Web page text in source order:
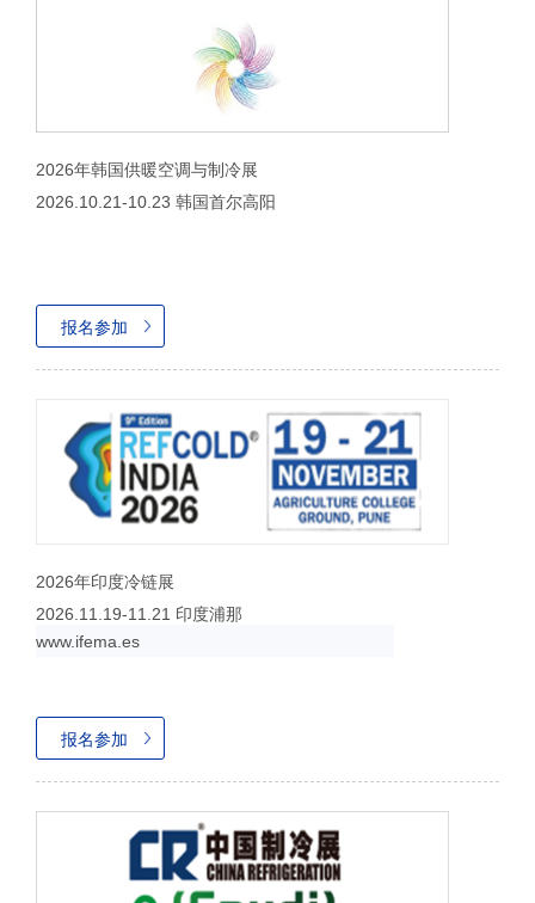
2026年韩国供暖空调与制冷展
2026.10.21-10.23 韩国首尔高阳
报名参加
2026年印度冷链展
2026.11.19-11.21 印度浦那
报名参加